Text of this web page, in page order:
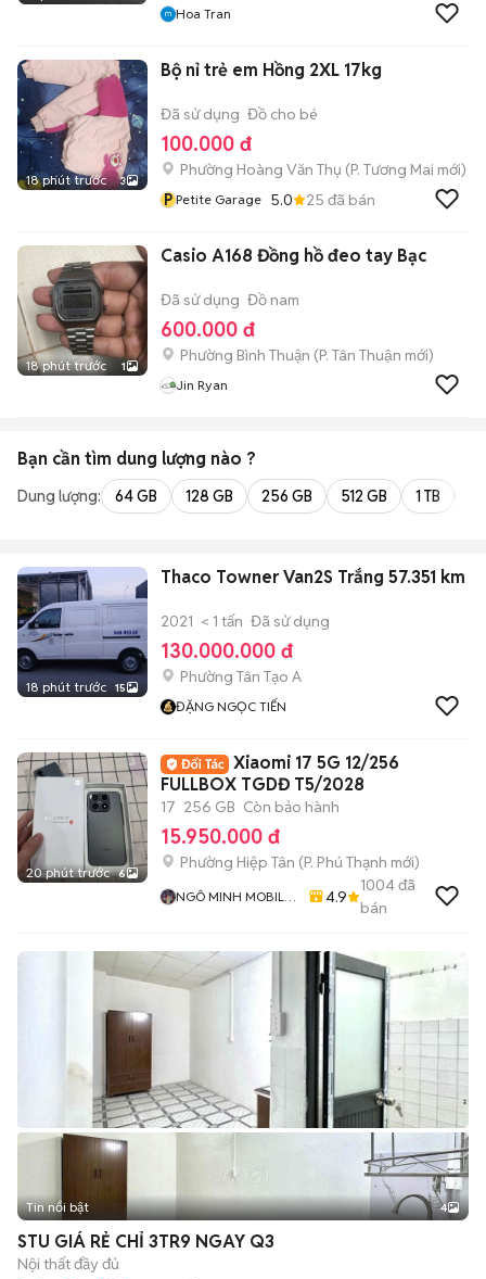
Hoa Tran
18 phút trước 3
Bộ nỉ trẻ em Hồng 2XL 17kg
Đã sử dụng Đồ cho bé
100.000 đ
Phường Hoàng Văn Thụ (P. Tương Mai mới)
P Petite Garage 5.0 25 đã bán
18 phút trước 1
Casio A168 Đồng hồ đeo tay Bạc
Đã sử dụng Đồ nam
600.000 đ
Phường Bình Thuận (P. Tân Thuận mới)
Jin Ryan
Bạn cần tìm dung lượng nào ?
Dung lượng: 64 GB 128 GB 256 GB 512 GB 1 TB
18 phút trước 15
Thaco Towner Van2S Trắng 57.351 km
2021 < 1 tấn Đã sử dụng
130.000.000 đ
Phường Tân Tạo A
ĐẶNG NGỌC TIẾN
20 phút trước 6
Xiaomi 17 5G 12/256
FULLBOX TGDĐ T5/2028
17 256 GB Còn bảo hành
15.950.000 đ
Phường Hiệp Tân (P. Phú Thạnh mới)
NGÔ MINH MOBILE
4.9
1004đã
bán
Tin nổi bật 4
STU GIÁ RẺ CHỈ 3TR9 NGAY Q3
Nội thất đầy đủ